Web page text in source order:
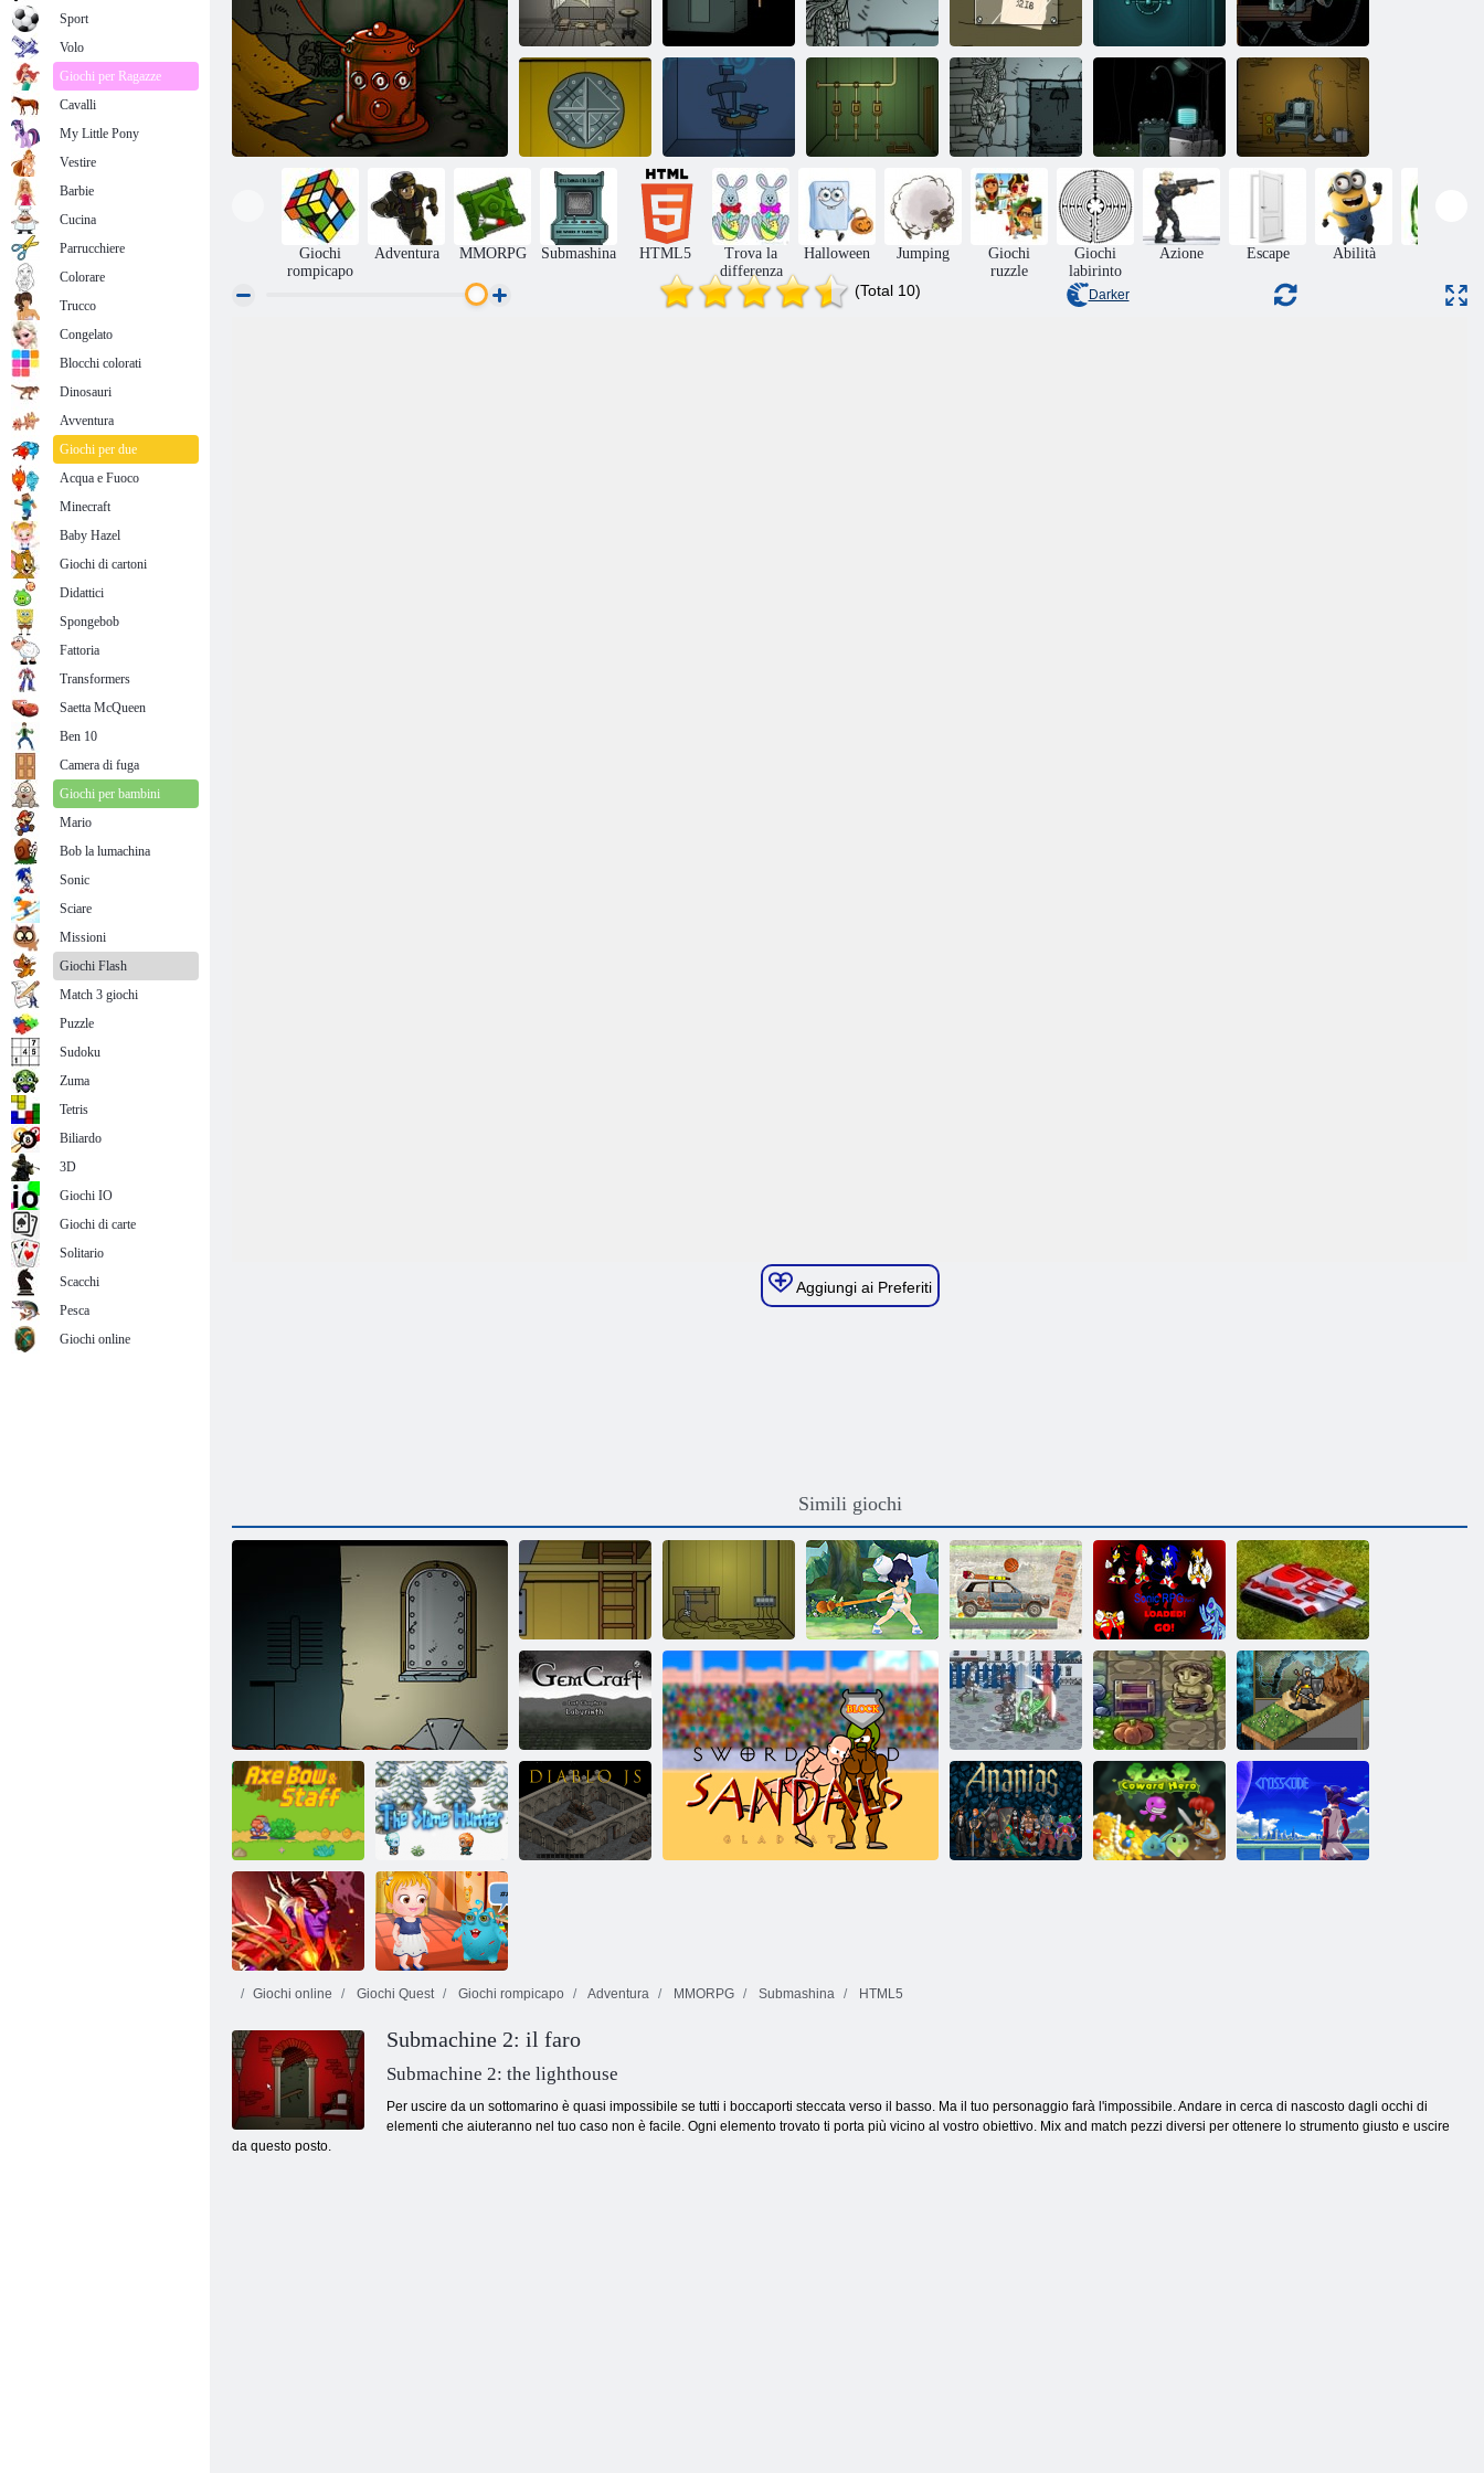
Submachine 5:
la radice
Submashina 6
Automatico a
zero
Submachine:
fondazione ciclo
Future
3 Submachine
Submachine 8: il
Piano
Submachine
Submachine 6:
The Edge
Submachine 1:
The Basement
Submachine di
zero: antica
avventura
Submachine 7:
the Core
Submachine 4: Il
laboratorio
Giochi
rompicapo
Adventura MMORPG Submashina HTML5
Trova la
differenza
Halloween Jumping
Giochi
ruzzle
Giochi
labirinto
Azione Escape Abilità
(Total 10) Darker
Aggiungi ai Preferiti
Simili giochi
Submachine4: il Lab
Submachine 1:
The Basement
Submachine Oriental fantasia
Pavimentazione
in linea
Parte 2 di Sonic War Zone 2060
Crea Labyrinth
Cristalli
Feudalesimo 3 Reale Cavaliere
RPG MO -
MMORPG
Ascia, arco e
bastone
Il cacciatore di
melma
Storm League
Baby Hazel
Alien amico
Giochi online Giochi Quest Giochi rompicapo Adventura MMORPG Submashina HTML5
Submachine 2: il faro
Submachine 2: the lighthouse
Per uscire da un sottomarino è quasi impossibile se tutti i boccaporti steccata verso il basso. Ma il tuo personaggio farà l'impossibile. Andare in cerca di nascosto dagli occhi di
elementi che aiuteranno nel tuo caso non è facile. Ogni elemento trovato ti porta più vicino al vostro obiettivo. Mix and match pezzi diversi per ottenere lo strumento giusto e uscire
da questo posto.
Sport
Volo
Giochi per Ragazze
Cavalli
My Little Pony
Vestire
Barbie
Cucina
Parrucchiere
Colorare
Trucco
Congelato
Blocchi colorati
Dinosauri
Avventura
Giochi per due
Acqua e Fuoco
Minecraft
Baby Hazel
Giochi di cartoni
Didattici
Spongebob
Fattoria
Transformers
Saetta McQueen
Ben 10
Camera di fuga
Giochi per bambini
Mario
Bob la lumachina
Sonic
Sciare
Missioni
Giochi Flash
Match 3 giochi
Puzzle
Sudoku
Zuma
Tetris
Biliardo
3D
Giochi IO
Giochi di carte
Solitario
Scacchi
Pesca
Giochi online